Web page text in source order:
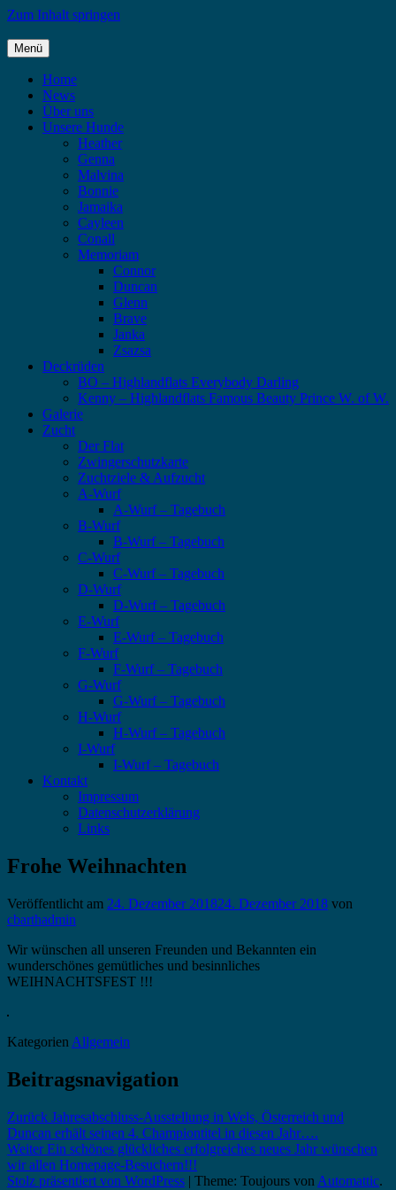
Zum Inhalt springen
Highlandflats – Flat Coated Retriever
Menü
Home
News
Über uns
Unsere Hunde
Heather
Genna
Malvina
Bonnie
Jamaika
Cayleen
Conall
Memoriam
Connor
Duncan
Glenn
Brave
Janka
Zsazsa
Deckrüden
BO – Highlandflats Everybody Darling
Kenny – Highlandflats Famous Beauty Prince W. of W.
Galerie
Zucht
Der Flat
Zwingerschutzkarte
Zuchtziele & Aufzucht
A-Wurf
A-Wurf – Tagebuch
B-Wurf
B-Wurf – Tagebuch
C-Wurf
C-Wurf – Tagebuch
D-Wurf
D-Wurf – Tagebuch
E-Wurf
E-Wurf – Tagebuch
F-Wurf
F-Wurf – Tagebuch
G-Wurf
G-Wurf – Tagebuch
H-Wurf
H-Wurf – Tagebuch
I-Wurf
I-Wurf – Tagebuch
Kontakt
Impressum
Datenschutzerklärung
Links
Frohe Weihnachten
Veröffentlicht am 24. Dezember 201824. Dezember 2018 von
cbarthadmin
Wir wünschen all unseren Freunden und Bekannten ein
wunderschönes gemütliches und besinnliches
WEIHNACHTSFEST !!!
Kategorien Allgemein
Beitragsnavigation
Zurück Jahresabschluss-Ausstellung in Wels, Österreich und
Duncan erhält seinen 4. Championtitel in diesen Jahr….
Weiter Ein schönes glückliches erfolgreiches neues Jahr wünschen
wir allen Homepage-Besuchern!!!
Stolz präsentiert von WordPress | Theme: Toujours von Automattic.